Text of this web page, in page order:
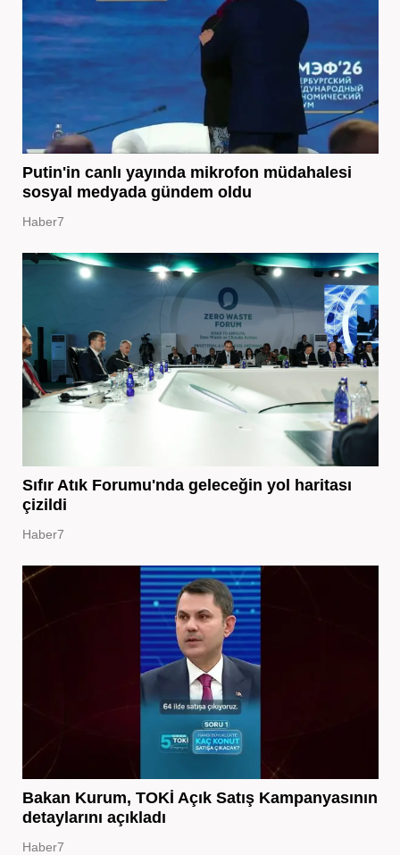
Putin'in canlı yayında mikrofon müdahalesi
sosyal medyada gündem oldu
Haber7
Sıfır Atık Forumu'nda geleceğin yol haritası
çizildi
Haber7
Bakan Kurum, TOKİ Açık Satış Kampanyasının
detaylarını açıkladı
Haber7